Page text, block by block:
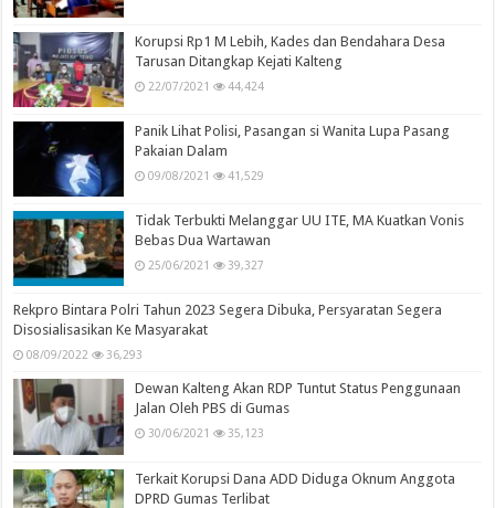
Korupsi Rp1 M Lebih, Kades dan Bendahara Desa
Tarusan Ditangkap Kejati Kalteng
22/07/2021 44,424
Panik Lihat Polisi, Pasangan si Wanita Lupa Pasang
Pakaian Dalam
09/08/2021 41,529
Tidak Terbukti Melanggar UU ITE, MA Kuatkan Vonis
Bebas Dua Wartawan
25/06/2021 39,327
Rekpro Bintara Polri Tahun 2023 Segera Dibuka, Persyaratan Segera
Disosialisasikan Ke Masyarakat
08/09/2022 36,293
Dewan Kalteng Akan RDP Tuntut Status Penggunaan
Jalan Oleh PBS di Gumas
30/06/2021 35,123
Terkait Korupsi Dana ADD Diduga Oknum Anggota
DPRD Gumas Terlibat